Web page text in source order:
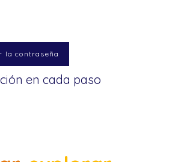
la contraseña
en cada paso